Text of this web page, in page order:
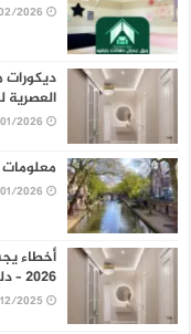
2026
العصرية
2026
معلومات
2026
أخطاء
2026 – دليل شامل من خبراء الديكور
2025